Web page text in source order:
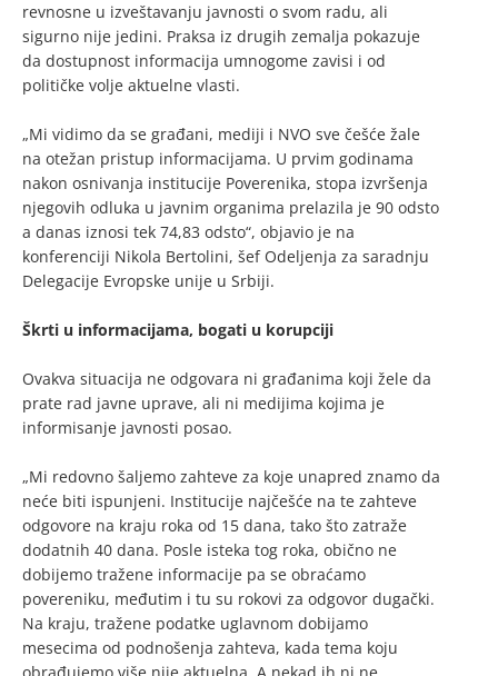
revnosne u izveštavanju javnosti o svom radu, ali
sigurno nije jedini. Praksa iz drugih zemalja pokazuje
da dostupnost informacija umnogome zavisi i od
političke volje aktuelne vlasti.
„Mi vidimo da se građani, mediji i NVO sve češće žale
na otežan pristup informacijama. U prvim godinama
nakon osnivanja institucije Poverenika, stopa izvršenja
njegovih odluka u javnim organima prelazila je 90 odsto
a danas iznosi tek 74,83 odsto“, objavio je na
konferenciji Nikola Bertolini, šef Odeljenja za saradnju
Delegacije Evropske unije u Srbiji.
Škrti u informacijama, bogati u korupciji
Ovakva situacija ne odgovara ni građanima koji žele da
prate rad javne uprave, ali ni medijima kojima je
informisanje javnosti posao.
„Mi redovno šaljemo zahteve za koje unapred znamo da
neće biti ispunjeni. Institucije najčešće na te zahteve
odgovore na kraju roka od 15 dana, tako što zatraže
dodatnih 40 dana. Posle isteka tog roka, obično ne
dobijemo tražene informacije pa se obraćamo
povereniku, međutim i tu su rokovi za odgovor dugački.
Na kraju, tražene podatke uglavnom dobijamo
mesecima od podnošenja zahteva, kada tema koju